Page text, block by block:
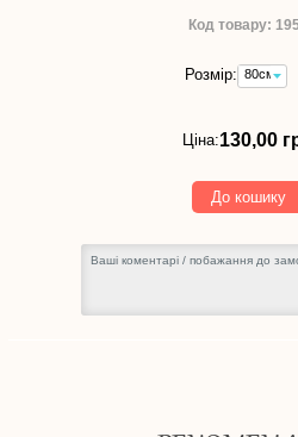
Код товару:
Розмір: 80см
-
Ціна:130,00
До кошику